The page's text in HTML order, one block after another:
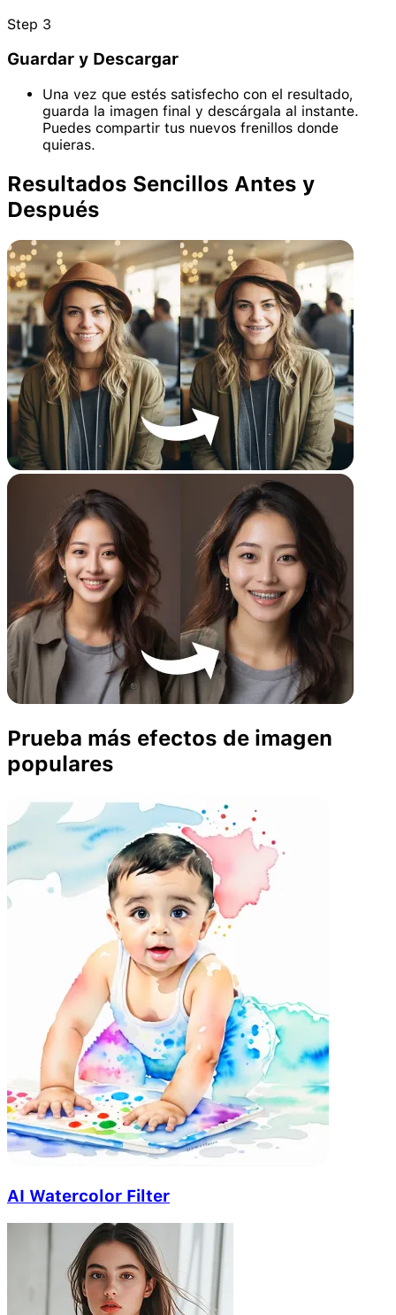
Step 3
Guardar y Descargar
Una vez que estés satisfecho con el resultado,
guarda la imagen final y descárgala al instante.
Puedes compartir tus nuevos frenillos donde
quieras.
Resultados Sencillos Antes y
Después
Prueba más efectos de imagen
populares
AI Watercolor Filter